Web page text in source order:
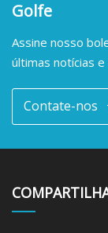
Golfe
Assine nosso
últimas notícias
Contate-nos